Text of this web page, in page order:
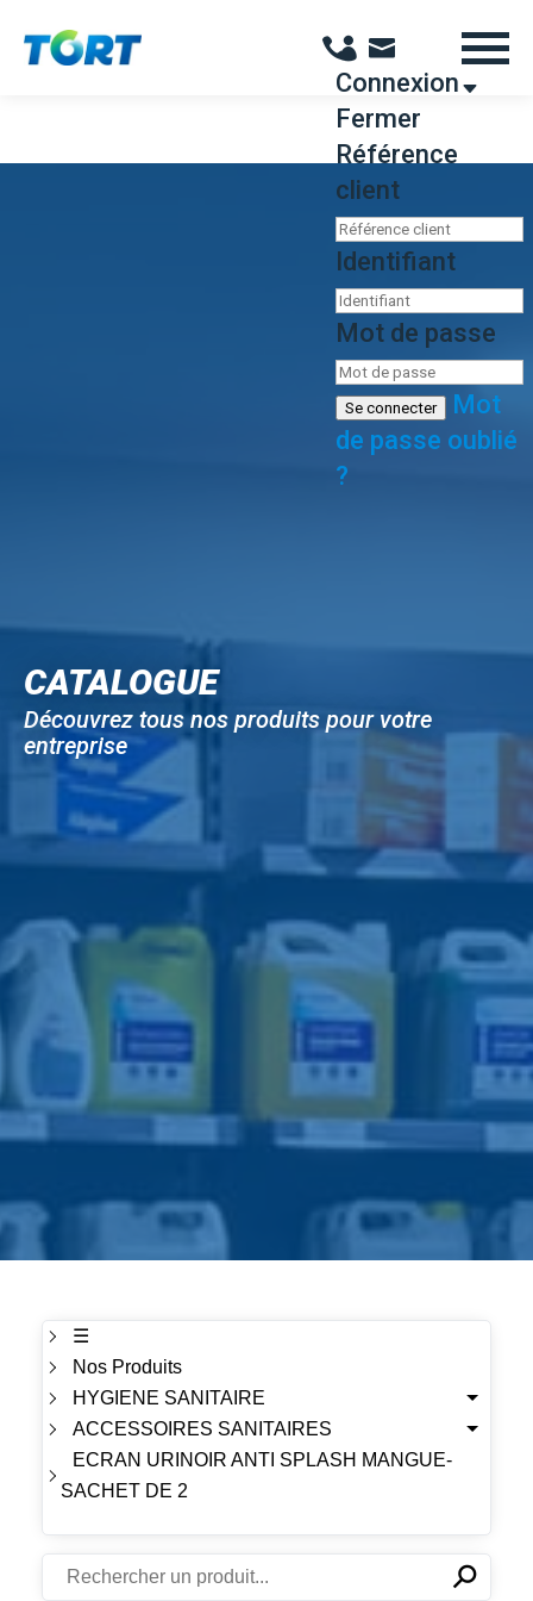
Connexion
Fermer
Référence
client
Identifiant
Mot de passe
Se connecter
Mot
de passe oublié
?
CATALOGUE
Découvrez tous nos produits pour votre
entreprise
☰
Nos Produits
HYGIENE SANITAIRE
ACCESSOIRES SANITAIRES
ECRAN URINOIR ANTI SPLASH MANGUE-
SACHET DE 2
✕⚲